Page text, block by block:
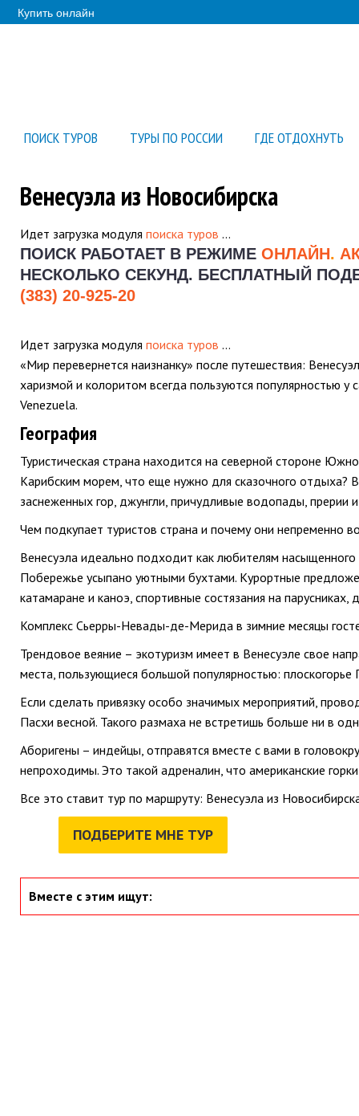
Купить онлайн
ПОИСК ТУРОВ ТУРЫ ПО РОССИИ ГДЕ ОТДОХНУТЬ
Венесуэла из Новосибирска
Идет загрузка модуля поиска туров …
ПОИСК РАБОТАЕТ В РЕЖИМЕ ОНЛАЙН.
НЕСКОЛЬКО СЕКУНД. БЕСПЛАТНЫЙ
(383) 20-925-20
Идет загрузка модуля поиска туров …
«Мир перевернется наизнанку» после путешествия:
харизмой и колоритом всегда пользуются популярностью
Venezuela.
География
Туристическая страна находится на северной стороне
Карибским морем, что еще нужно для сказочного отдыха?
заснеженных гор, джунгли, причудливые водопады,
Чем подкупает туристов страна и почему они непременно
Венесуэла идеально подходит как любителям
Побережье усыпано уютными бухтами. Курортные
катамаране и каноэ, спортивные состязания на парусниках,
Комплекс Сьерры-Невады-де-Мерида в зимние месяцы
Трендовое веяние – экотуризм имеет в Венесуэле свое
места, пользующиеся большой популярностью:
Если сделать привязку особо значимых мероприятий,
Пасхи весной. Такого размаха не встретишь больше ни в
Аборигены – индейцы, отправятся вместе с вами в
непроходимы. Это такой адреналин, что американские
Все это ставит тур по маршруту: Венесуэла из
ПОДБЕРИТЕ МНЕ ТУР
Вместе с этим ищут: